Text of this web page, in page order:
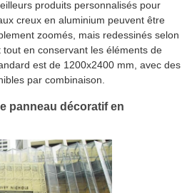
produits personnalisés pour
creux en aluminium peuvent être
zoomés, mais redessinés selon
en conservant les éléments de
est de 1200x2400 mm, avec des
par combinaison.
panneau décoratif en